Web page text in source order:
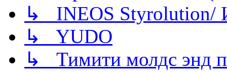
↳ INEOS
↳ YUDO
↳ Тимити молдс энд